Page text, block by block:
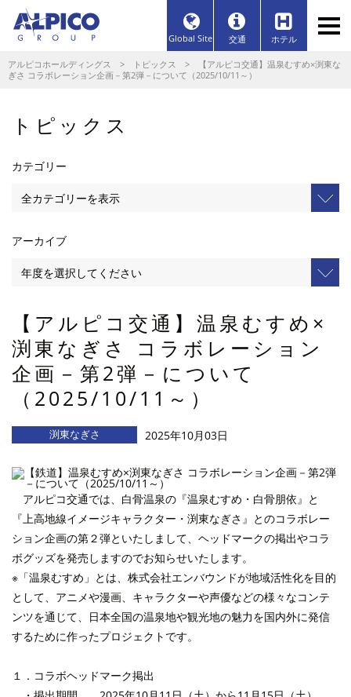
Global Site 交通 ホテル
アルピコホールディングス > トピックス > 【アルピコ交通】温泉むすめ×渕東な
ぎさ コラボレーション企画－第2弾－について（2025/10/11～）
トピックス
カテゴリー
アーカイブ
【アルピコ交通】温泉むすめ×
渕東なぎさ コラボレーション
企画－第2弾－について
（2025/10/11～）
渕東なぎさ 2025年10月03日
アルピコ交通では、白骨温泉の『温泉むすめ・白骨朋依』と
『上高地線イメージキャラクター・渕東なぎさ』とのコラボレー
ション企画の第２弾といたしまして、ヘッドマークの掲出やコラ
ボグッズを発売しますのでお知らせいたします。
※「温泉むすめ」とは、株式会社エンバウンドが地域活性化を目的
として、アニメや漫画、キャラクターや声優などの様々なコンテ
ンツを通じて、日本全国の温泉地や観光地の魅力を国内外に発信
するために作ったプロジェクトです。
１．コラボヘッドマーク掲出